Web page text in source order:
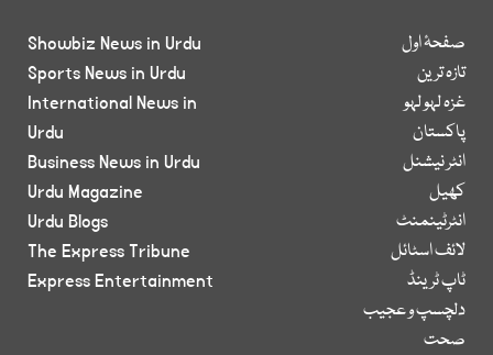
صفحۂ اول
تازہ ترین
غزہ لہو لہو
پاکستان
انٹر نیشنل
کھیل
انٹرٹینمنٹ
لائف اسٹائل
ٹاپ ٹرینڈ
دلچسپ و عجیب
صحت
Showbiz News in Urdu
Sports News in Urdu
International News in
Urdu
Business News in Urdu
Urdu Magazine
Urdu Blogs
The Express Tribune
Express Entertainment